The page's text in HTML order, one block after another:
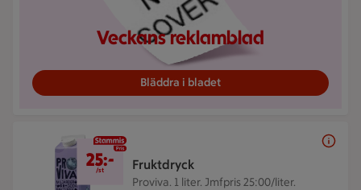
Veckans reklamblad
Bläddra i bladet
Fruktdryck
Proviva. 1 liter. Jmfpris 25:00/liter.
25 kr/st
25:-
/st